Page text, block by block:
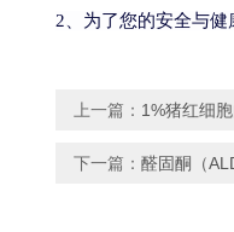
2 、为了您的安全与
上一篇： 1%猪红细
下一篇： 醛固酮（